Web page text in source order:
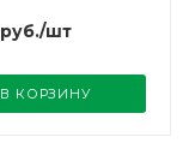
руб./шт
В КОРЗИНУ